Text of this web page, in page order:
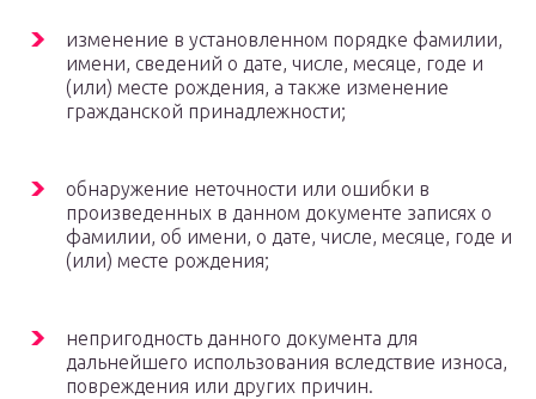
изменение в установленном порядке фамилии,
имени, сведений о дате, числе, месяце, годе и
(или) месте рождения, а также изменение
гражданской принадлежности;
обнаружение неточности или ошибки в
произведенных в данном документе записях о
фамилии, об имени, о дате, числе, месяце, годе и
(или) месте рождения;
непригодность данного документа для
дальнейшего использования вследствие износа,
повреждения или других причин.